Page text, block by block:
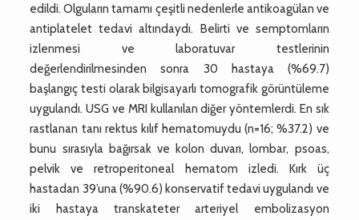
edildi. Olguların tamamı çeşitli nedenlerle antikoagülan ve
antiplatelet tedavi altındaydı. Belirti ve semptomların
izlenmesi ve laboratuvar testlerinin
değerlendirilmesinden sonra 30 hastaya (%69.7)
başlangıç testi olarak bilgisayarlı tomografik görüntüleme
uygulandı. USG ve MRI kullanılan diğer yöntemlerdi. En sık
rastlanan tanı rektus kılıf hematomuydu (n=16; %37.2) ve
bunu sırasıyla bağırsak ve kolon duvarı, lombar, psoas,
pelvik ve retroperitoneal hematom izledi. Kırk üç
hastadan 39’una (%90.6) konservatif tedavi uygulandı ve
iki hastaya transkateter arteriyel embolizasyon